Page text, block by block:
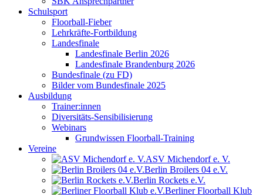
Schulsport
Floorball-Fieber
Lehrkräfte-Fortbildung
Landesfinale
Landesfinale Berlin 2026
Landesfinale Brandenburg 2026
Bundesfinale (zu FD)
Bilder vom Bundesfinale 2025
Ausbildung
Trainer:innen
Diversitäts-Sensibilisierung
Webinars
Grundwissen Floorball-Training
Vereine
ASV Michendorf e. V.
Berlin Broilers 04 e.V.
Berlin Rockets e.V.
Berliner Floorball Klub